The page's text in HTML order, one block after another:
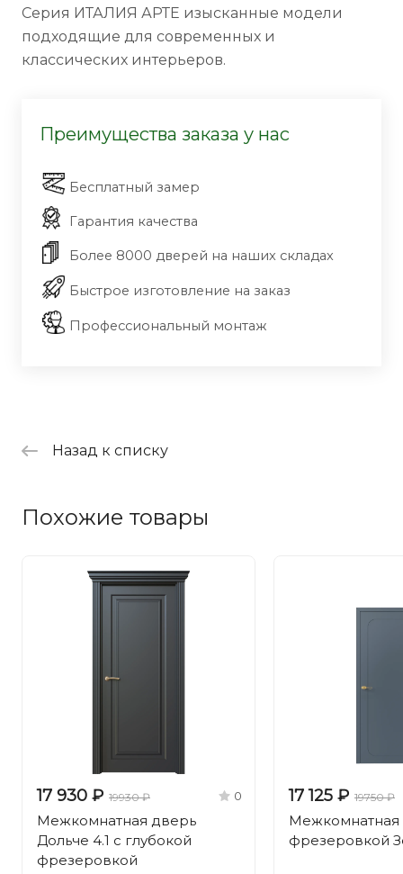
Серия ИТАЛИЯ АРТЕ изысканные модели
подходящие для современных и
классических интерьеров.
Преимущества заказа у нас
Бесплатный замер
Гарантия качества
Более 8000 дверей на наших складах
Быстрое изготовление на заказ
Профессиональный монтаж
Назад к списку
Похожие товары
17 930 ₽ 19930 ₽ 0
Межкомнатная дверь
Дольче 4.1 с глубокой
фрезеровкой
17 125 ₽ 19750 ₽
Межкомнатная
фрезеровкой